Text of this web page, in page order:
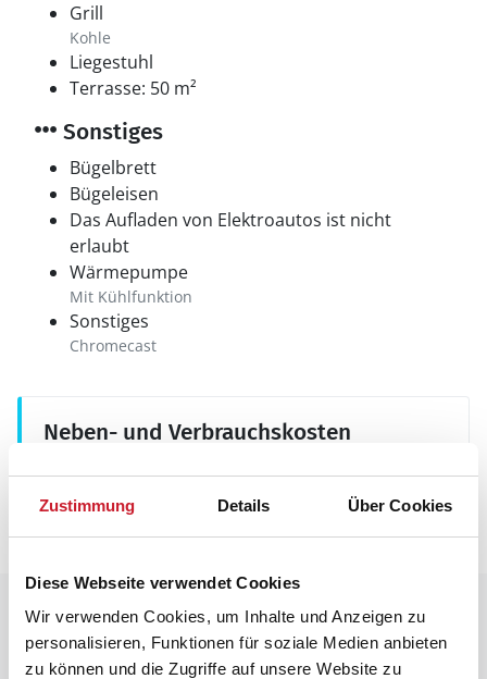
Zustimmung Details Über Cookies
Diese Webseite verwendet Cookies
Wir verwenden Cookies, um Inhalte und Anzeigen zu
personalisieren, Funktionen für soziale Medien anbieten
zu können und die Zugriffe auf unsere Website zu
Grill
Kohle
Liegestuhl
Terrasse: 50 m²
Sonstiges
Bügelbrett
Bügeleisen
Das Aufladen von Elektroautos ist nicht
erlaubt
Wärmepumpe
Mit Kühlfunktion
Sonstiges
Chromecast
Neben- und Verbrauchskosten
nächsten Schritt im Buchungsformular.
Raumaufteilung